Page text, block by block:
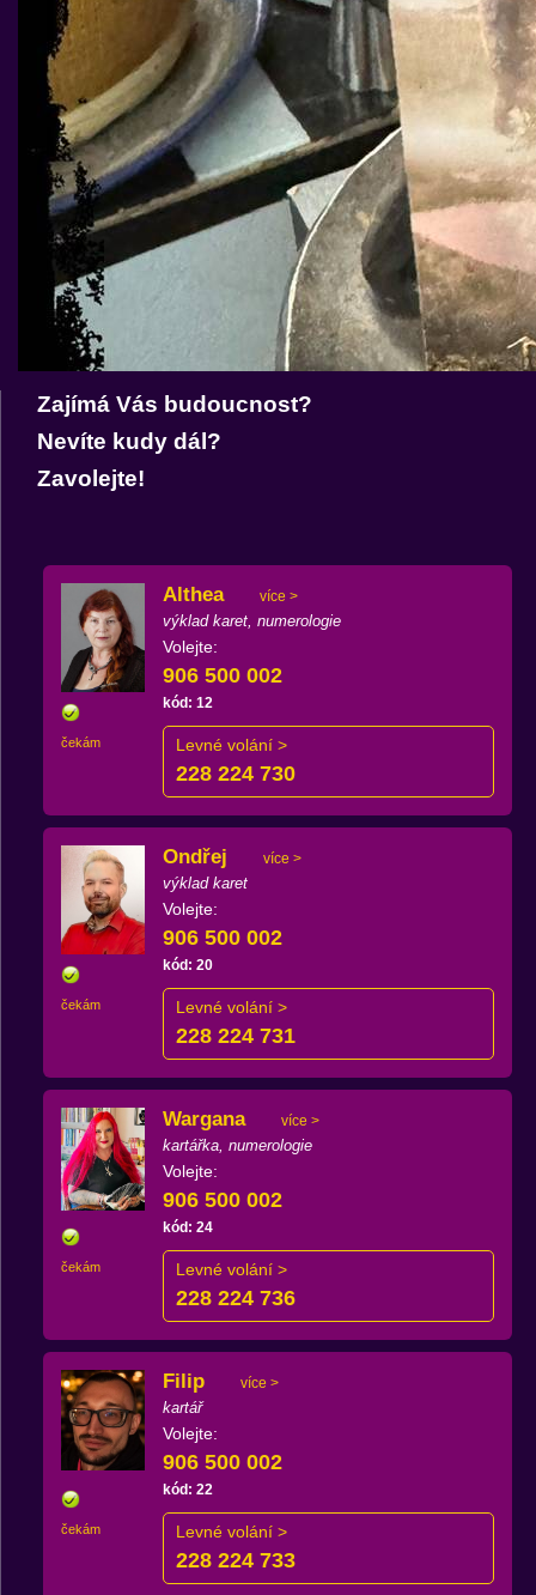
Zajímá Vás budoucnost?
Nevíte kudy dál?
Zavolejte!
čekám
Althea více >
výklad karet, numerologie
Volejte:
906 500 002
kód: 12
Levné volání >
228 224 730
čekám
Ondřej více >
výklad karet
Volejte:
906 500 002
kód: 20
Levné volání >
228 224 731
čekám
Wargana více >
kartářka, numerologie
Volejte:
906 500 002
kód: 24
Levné volání >
228 224 736
čekám
Filip více >
kartář
Volejte:
906 500 002
kód: 22
Levné volání >
228 224 733